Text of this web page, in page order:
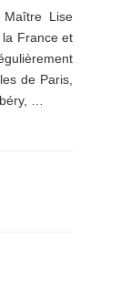
Lise
France et
de Paris,
…